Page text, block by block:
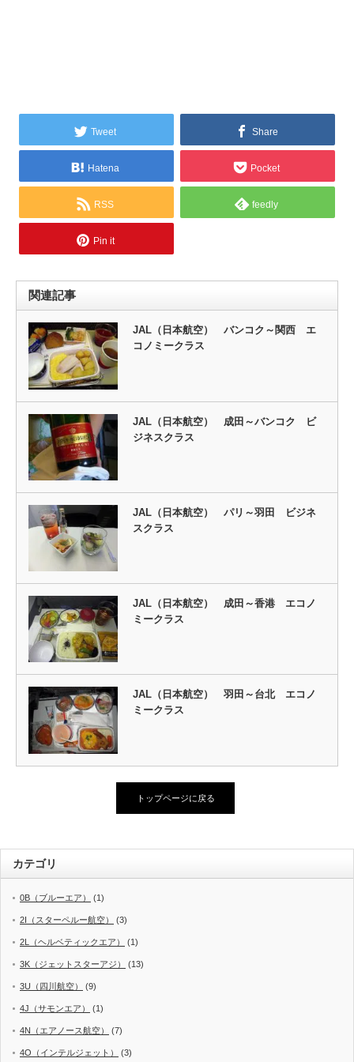
Tweet Share
Hatena Pocket
RSS feedly
Pin it
関連記事
JAL（日本航空） バンコク～関西 エ
コノミークラス
JAL（日本航空） 成田～バンコク ビ
ジネスクラス
JAL（日本航空） パリ～羽田 ビジネ
スクラス
JAL（日本航空） 成田～香港 エコノ
ミークラス
JAL（日本航空） 羽田～台北 エコノ
ミークラス
トップページに戻る
カテゴリ
0B（ブルーエア） (1)
2I（スターペルー航空） (3)
2L（ヘルベティックエア） (1)
3K（ジェットスターアジ） (13)
3U（四川航空） (9)
4J（サモンエア） (1)
4N（エアノース航空） (7)
4O（インテルジェット） (3)